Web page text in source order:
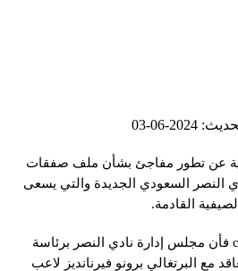
2024-06-03
عن تطور مفاجئ بشأن ملف صفقات
النصر السعودي الجديدة والتي يسعى
القادمة.
ووفقا لصحيفة caught offside فأن مجلس إدارة نادي النصر برئاسة
مع البرتغالي برونو فيرنانديز لاعب